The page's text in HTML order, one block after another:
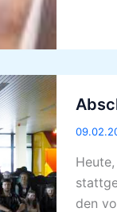
den
Schule
ohne
2013